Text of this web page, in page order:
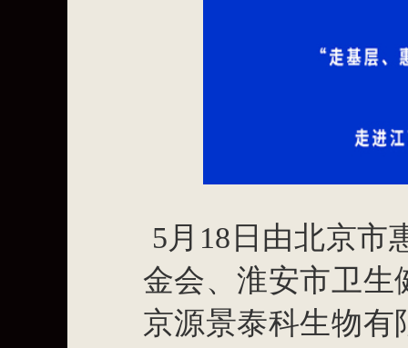
5月18日由北京市
金会、淮安市卫生
京源景泰科生物有